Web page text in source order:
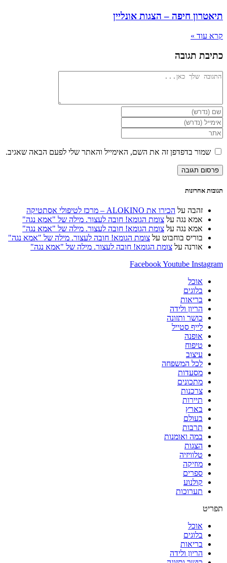
תיאטרון חיפה – הצגות אונליין
קרא עוד »
כתיבת תגובה
להגיב
הזן
את
השם
שלך
או
שם
משתמש
כדי
הזן
את
כתובת
דואר
האלקטרוני
שלך
כדי
הזן
את
כתובת
האינטרנט
שלך
שמור בדפדפן זה את השם, האימייל והאתר שלי לפעם הבאה שאגיב.
תגובות אחרונות
זהבה על הכירו את ALOKINO – מרכז לטיפולי אסתטיקה
אמא נגה על צומת הגומא! חובה לעצור. מילה של "אמא נגה"
אמא נגה על צומת הגומא! חובה לעצור. מילה של "אמא נגה"
בוריס בוחבוט על צומת הגומא! חובה לעצור. מילה של "אמא נגה"
אורנה על צומת הגומא! חובה לעצור. מילה של "אמא נגה"
FacebookYoutube Instagram
אוכל
בלוגים
בריאות
הריון ולידה
כושר ותזונה
לייף סטייל
אופנה
טיפוח
עיצוב
לכל המשפחה
מסעדות
מתכונים
צרכנות
תיירות
בארץ
בעולם
תרבות
במה ואומנות
הצגות
טלוויזיה
מוזיקה
ספרים
קולנוע
תערוכות
תפריט
אוכל
בלוגים
בריאות
הריון ולידה